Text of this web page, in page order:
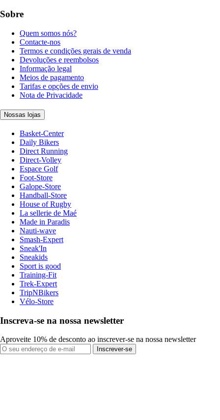
Sobre
Quem somos nós?
Contacte-nos
Termos e condições gerais de venda
Devoluções e reembolsos
Informação legal
Meios de pagamento
Tarifas e opções de envio
Nota de Privacidade
Nossas lojas
Basket-Center
Daily Bikers
Direct Running
Direct-Volley
Espace Golf
Foot-Store
Galope-Store
Handball-Store
House of Rugby
La sellerie de Maé
Made in Paradis
Nauti-wave
Smash-Expert
Sneak'In
Sneakids
Sport is good
Training-Fit
Trek-Expert
TripNBikers
Vélo-Store
Inscreva-se na nossa newsletter
Aproveite 10% de desconto ao inscrever-se na nossa newsletter
Inscrever-se